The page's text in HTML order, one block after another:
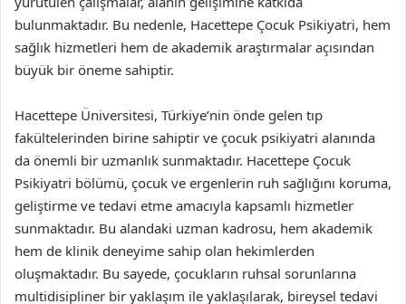
bulunmaktadır. Bu nedenle, Hacettepe Çocuk Psikiyatri, hem
sağlık hizmetleri hem de akademik araştırmalar açısından
büyük bir öneme sahiptir.
Hacettepe Üniversitesi, Türkiye’nin önde gelen tıp
fakültelerinden birine sahiptir ve çocuk psikiyatri alanında
da önemli bir uzmanlık sunmaktadır. Hacettepe Çocuk
Psikiyatri bölümü, çocuk ve ergenlerin ruh sağlığını koruma,
geliştirme ve tedavi etme amacıyla kapsamlı hizmetler
sunmaktadır. Bu alandaki uzman kadrosu, hem akademik
hem de klinik deneyime sahip olan hekimlerden
oluşmaktadır. Bu sayede, çocukların ruhsal sorunlarına
multidisipliner bir yaklaşım ile yaklaşılarak, bireysel tedavi